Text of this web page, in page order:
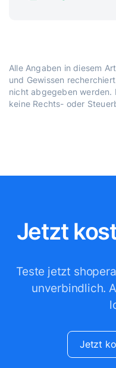
Alle Angaben in diesem
und Gewissen
nicht abgegeben werden.
keine Rechts- oder
Jetzt
Teste jetzt
unverbindlich.
Jetzt